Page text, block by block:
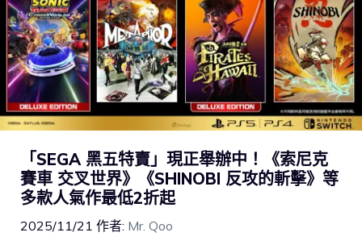
「SEGA 黑五特賣」現正舉辦中！《索尼克
賽車 交叉世界》《SHINOBI 反攻的斬擊》等
多款人氣作最低2折起
2025/11/21 作者: Mr. Qoo